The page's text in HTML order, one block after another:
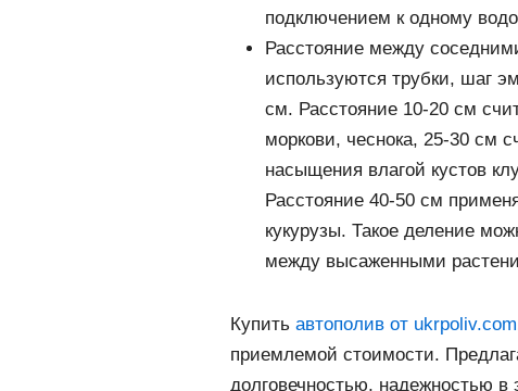
подключением к одному
Расстояние между
используются трубки, шаг
см. Расстояние 10-20 см
моркови, чеснока, 25-30 см
насыщения влагой кустов
Расстояние 40-50 см
кукурузы. Такое деление
между высаженными
Купить автополив от
приемлемой стоимости.
долговечностью, надежностью